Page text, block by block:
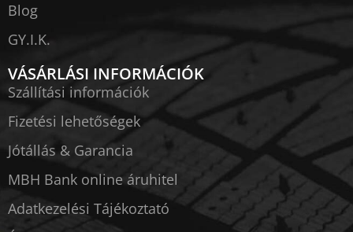
Blog
GY.I.K.
VÁSÁRLÁSI INFORMÁCIÓK
Szállítási információk
Fizetési lehetőségek
Jótállás & Garancia
MBH Bank online áruhitel
Adatkezelési Tájékoztató